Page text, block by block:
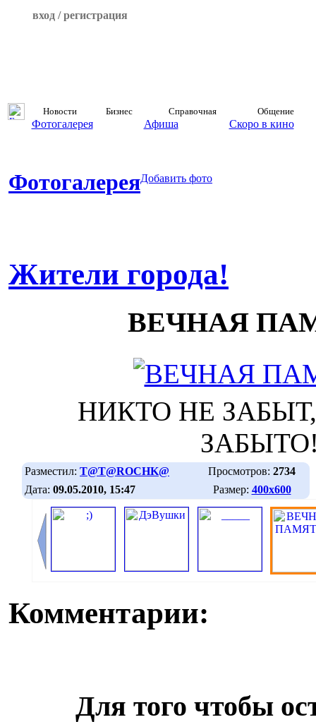
вход / регистрация
Новости Бизнес Справочная Общение
Фотогалерея Афиша Скоро в кино
ФотогалереяДобавить фото
Жители города!
ВЕЧНАЯ
НИКТО НЕ
Разместил: T@T@ROCHK@ Просмотров: 2734
Дата: 09.05.2010, 15:47 Размер: 400х600
Комментарии:
Для того чтобы